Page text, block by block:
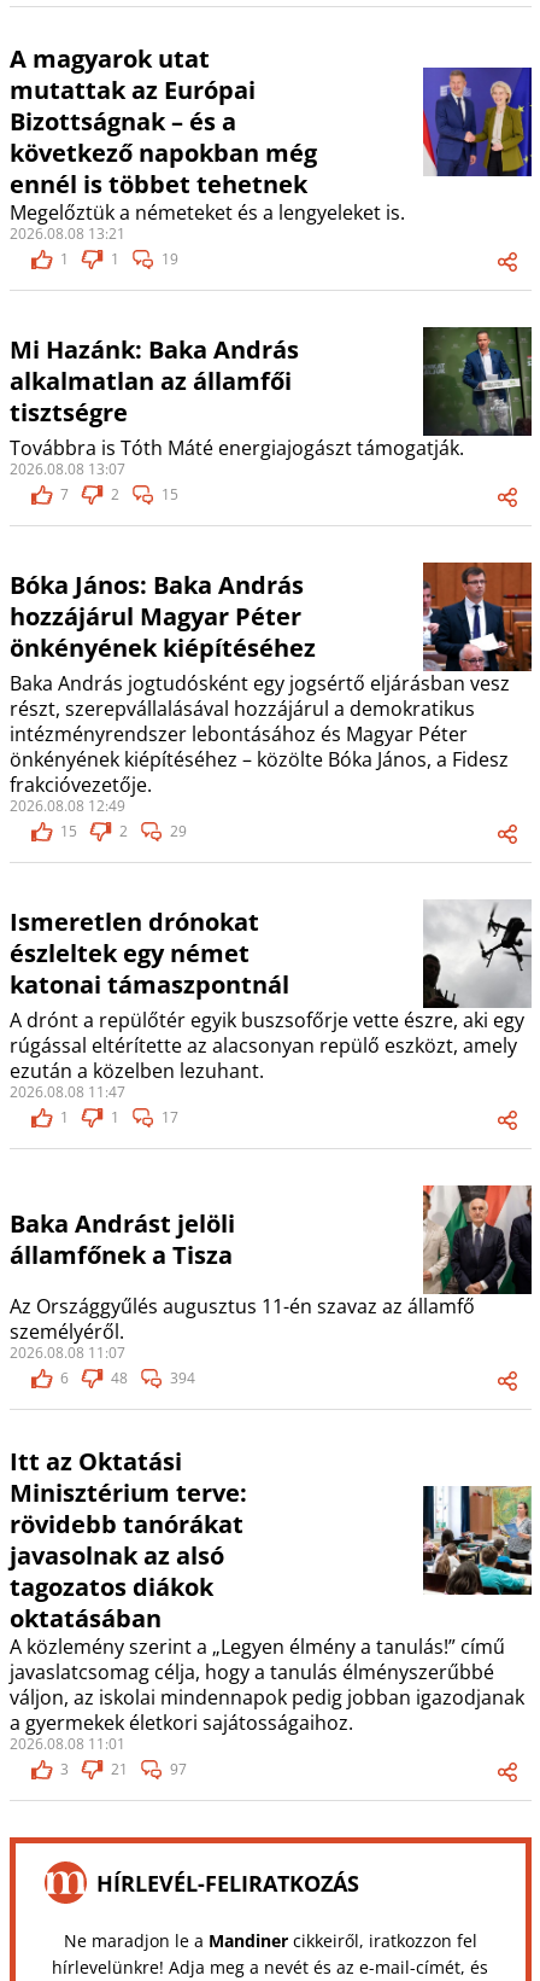
A magyarok utat
mutattak az Európai
Bizottságnak – és a
következő napokban még
ennél is többet tehetnek
Megelőztük a németeket és a lengyeleket is.
2026.08.08 13:21
1
1 19
Mi Hazánk: Baka András
alkalmatlan az államfői
tisztségre
Továbbra is Tóth Máté energiajogászt támogatják.
2026.08.08 13:07
7
2 15
Bóka János: Baka András
hozzájárul Magyar Péter
önkényének kiépítéséhez
Baka András jogtudósként egy jogsértő eljárásban vesz
részt, szerepvállalásával hozzájárul a demokratikus
intézményrendszer lebontásához és Magyar Péter
önkényének kiépítéséhez – közölte Bóka János, a Fidesz
frakcióvezetője.
2026.08.08 12:49
15
2 29
Ismeretlen drónokat
észleltek egy német
katonai támaszpontnál
A drónt a repülőtér egyik buszsofőrje vette észre, aki egy
rúgással eltérítette az alacsonyan repülő eszközt, amely
ezután a közelben lezuhant.
2026.08.08 11:47
1
1 17
Baka Andrást jelöli
államfőnek a Tisza
Az Országgyűlés augusztus 11-én szavaz az államfő
személyéről.
2026.08.08 11:07
6
48 394
Itt az Oktatási
Minisztérium terve:
rövidebb tanórákat
javasolnak az alsó
tagozatos diákok
oktatásában
A közlemény szerint a „Legyen élmény a tanulás!” című
javaslatcsomag célja, hogy a tanulás élményszerűbbé
váljon, az iskolai mindennapok pedig jobban igazodjanak
a gyermekek életkori sajátosságaihoz.
2026.08.08 11:01
3
21 97
HÍRLEVÉL-FELIRATKOZÁS
Ne maradjon le a Mandinercikkeiről, iratkozzon fel
hírlevelünkre! Adja meg a nevét és az e-mail-címét, és